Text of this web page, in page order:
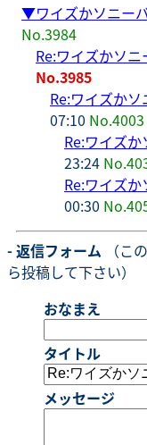
▼ワイズかソニー
No.3984
Re:ワイズかソニ
No.3985
Re:ワイズか
07:10 No.4003
Re:ワイズ
23:24
Re:ワイズ
00:30
- 返信フォーム （こ
ら投稿して下さい）
おなまえ
タイトル
メッセージ